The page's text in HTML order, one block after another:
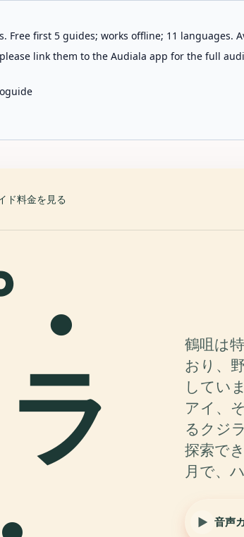
first 5 guides; works offline; 11 languages.
link them to the Audiala app for the full
ド料金を見る
鶴咀は
おり、
してい
アイ、
るクジ
探索で
月で、
音声